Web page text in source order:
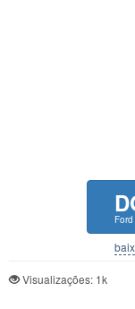
Visualizações: 1k